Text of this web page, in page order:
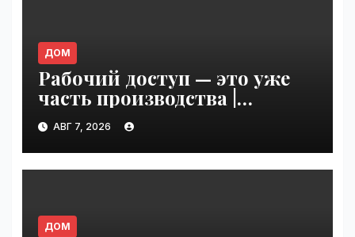
ДОМ
Рабочий доступ — это уже
часть производства |
VseTime.ru
АВГ 7, 2026
ДОМ